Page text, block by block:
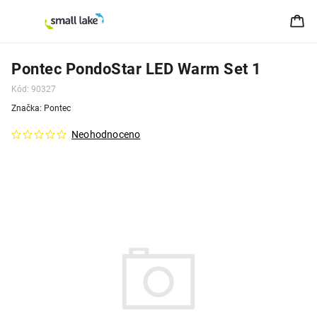
Pontec PondoStar LED Warm Set 1
Kód: 90327
Neohodnoceno
Značka: Pontec